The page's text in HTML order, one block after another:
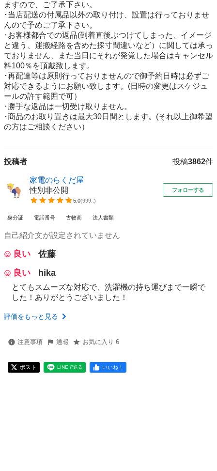
ますので、ご了承下さい。
･当店配送の付属品以外の取り付け、設置は行っておりませ
んので予めご了承下さい。
･お客様都合での返品(到着直後ぶつけてしまった、イメージ
と違う、運搬経路を含めた採寸間違いなど）に関しては承っ
ておりません、また当日にそれが発覚した場合はキャンセル
料100％を頂戴致します。
･再配達等は原則行っておりませんので御予約日時は必ずご
対応できるようにお願い致します。(日時の変更はスケジュ
ールの許す範囲で可）
･勝手な返品は一切受け取りません。
･商品のお取り置きは最大30日間とします。(それ以上御希望
投稿者 投稿3862件
家電のらくだ屋
性別非公開
5.0(999.. )
フォローする
身分証 電話番号 古物商 法人書類
自己紹介文が設定されていません
良い
佐藤
良い
hika
とてもスムーズな対応で、洗濯機の持ち運びまで一瞬で
した！ありがとうございました！
評価をもっと見る
注意事項 通報 お気に入り 6
ポスト LINEで送る いいね！